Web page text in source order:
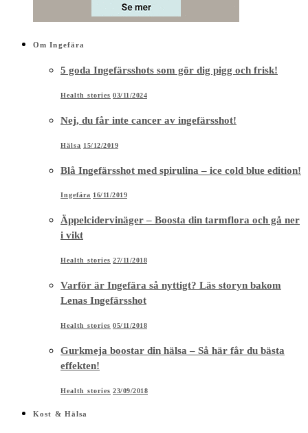
Om Ingefära
5 goda Ingefärsshots som gör dig pigg och frisk!
Health stories 03/11/2024
Nej, du får inte cancer av ingefärsshot!
Hälsa 15/12/2019
Blå Ingefärsshot med spirulina – ice cold blue edition!
Ingefära 16/11/2019
Äppelcidervinäger – Boosta din tarmflora och gå ner
i vikt
Health stories 27/11/2018
Varför är Ingefära så nyttigt? Läs storyn bakom
Lenas Ingefärsshot
Health stories 05/11/2018
Gurkmeja boostar din hälsa – Så här får du bästa
effekten!
Health stories 23/09/2018
Kost & Hälsa